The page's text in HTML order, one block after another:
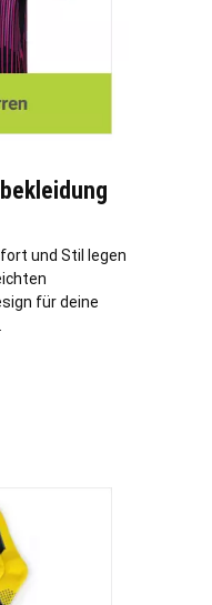
und Stil legen
für deine